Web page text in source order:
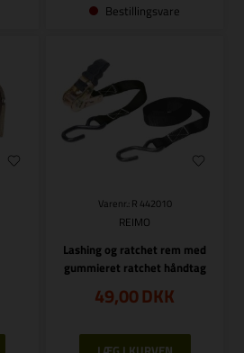
Bestillingsvare
Varenr.: R 442010
REIMO
Lashing og ratchet rem med
gummieret ratchet håndtag
49,00DKK